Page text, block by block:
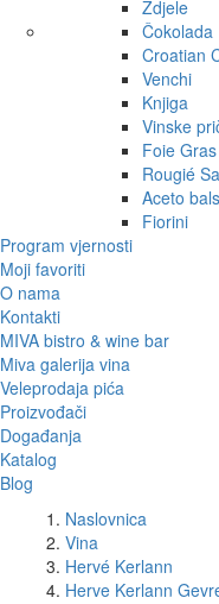
Zdjele
Čokolada
Croatian
Venchi
Knjiga
Vinske
Foie Gras
Rougié
Aceto
Fiorini
Program vjernosti
Moji favoriti
O nama
Kontakti
MIVA bistro & wine bar
Miva galerija vina
Veleprodaja pića
Proizvođači
Događanja
Katalog
Blog
Naslovnica
Vina
Hervé Kerlann
Herve Kerlann